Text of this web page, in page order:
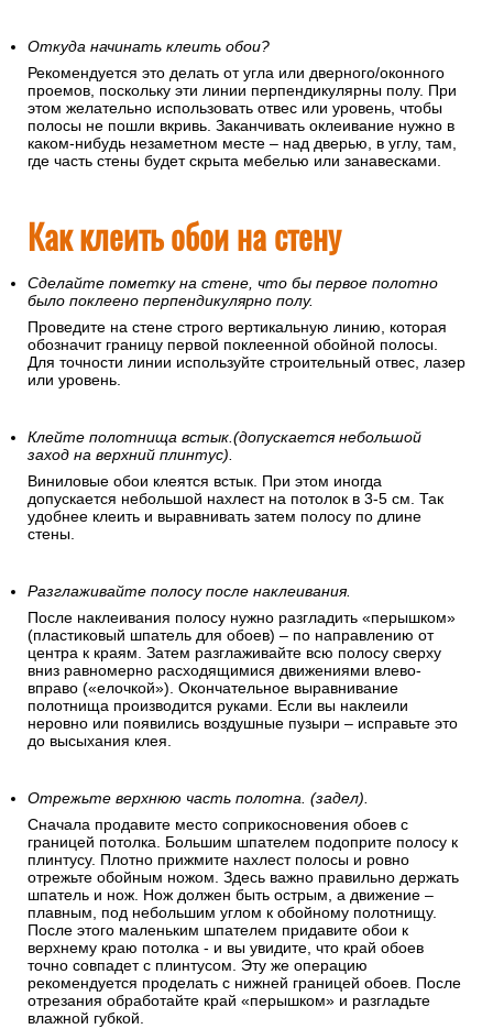
Откуда начинать клеить обои?
Рекомендуется это делать от угла или дверного/оконного
проемов, поскольку эти линии перпендикулярны полу. При
этом желательно использовать отвес или уровень, чтобы
полосы не пошли вкривь. Заканчивать оклеивание нужно в
каком-нибудь незаметном месте – над дверью, в углу, там,
где часть стены будет скрыта мебелью или занавесками.
Как клеить обои на стену
Сделайте пометку на стене, что бы первое полотно
было поклеено перпендикулярно полу.
Проведите на стене строго вертикальную линию, которая
обозначит границу первой поклеенной обойной полосы.
Для точности линии используйте строительный отвес, лазер
или уровень.
Клейте полотнища встык.(допускается небольшой
заход на верхний плинтус).
Виниловые обои клеятся встык. При этом иногда
допускается небольшой нахлест на потолок в 3-5 см. Так
удобнее клеить и выравнивать затем полосу по длине
стены.
Разглаживайте полосу после наклеивания.
После наклеивания полосу нужно разгладить «перышком»
(пластиковый шпатель для обоев) – по направлению от
центра к краям. Затем разглаживайте всю полосу сверху
вниз равномерно расходящимися движениями влево-
вправо («елочкой»). Окончательное выравнивание
полотнища производится руками. Если вы наклеили
неровно или появились воздушные пузыри – исправьте это
до высыхания клея.
Отрежьте верхнюю часть полотна. (задел).
Сначала продавите место соприкосновения обоев с
границей потолка. Большим шпателем подоприте полосу к
плинтусу. Плотно прижмите нахлест полосы и ровно
отрежьте обойным ножом. Здесь важно правильно держать
шпатель и нож. Нож должен быть острым, а движение –
плавным, под небольшим углом к обойному полотнищу.
После этого маленьким шпателем придавите обои к
верхнему краю потолка - и вы увидите, что край обоев
точно совпадет с плинтусом. Эту же операцию
рекомендуется проделать с нижней границей обоев. После
отрезания обработайте край «перышком» и разгладьте
влажной губкой.